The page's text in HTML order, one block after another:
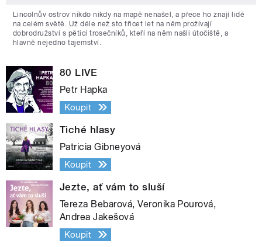
Lincolnův ostrov nikdo nikdy na mapě nenašel, a přece ho znají lidé
na celém světě. Už déle než sto třicet let na něm prožívají
dobrodružství s pěticí trosečníků, kteří na něm našli útočiště, a
hlavně nejedno tajemství.
80 LIVE
Petr Hapka
Koupit
Tiché hlasy
Patricia Gibneyová
Koupit
Jezte, ať vám to sluší
Tereza Bebarová, Veronika Pourová,
Andrea Jakešová
Koupit